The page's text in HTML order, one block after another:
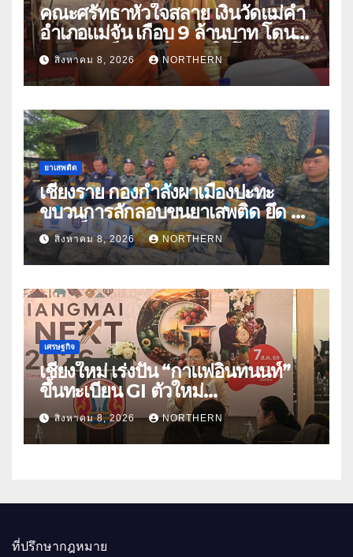
คณะศรัทธาหัวใจสลาย เงินวัดแม่คำ
อำเภอแม่จัน เกือบ 9 ล้านบาท โดน
แก๊งคอลเซ็นเตอร์หลอกให้โอนข้าม
ปีกว่า 66 บัญชี
สิงหาคม 8, 2026 NORTHERN
ยาเสพติด
เชียงราย กองกำลังผาเมืองปะทะ
ขบวนการลักลอบขนยาเสพติด ยึด 2
ล้านเม็ด
สิงหาคม 8, 2026 NORTHERN
เศรษฐกิจ
เชียงใหม่ เร่งปั้น “กาแฟอินทนนท์”
ขึ้นทะเบียน GI ตัวใหม่
“CHIANGMAI GI NEXT 2026”
ติดอาวุธผู้ประกอบการ 100 ราย ดัน
สินค้าอัตลักษณ์สู่ตลาดพรีเมียม
สิงหาคม 8, 2026 NORTHERN
ที่ปรึกษากฎหมาย